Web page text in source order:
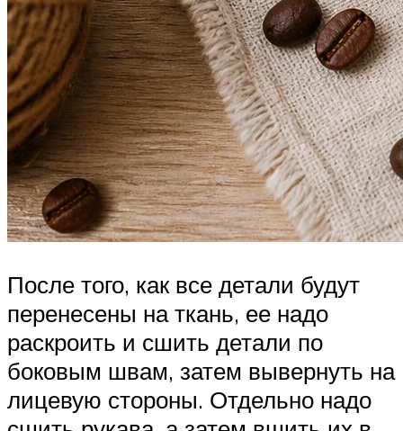
После того, как все детали будут
перенесены на ткань, ее надо
раскроить и сшить детали по
боковым швам, затем вывернуть на
лицевую стороны. Отдельно надо